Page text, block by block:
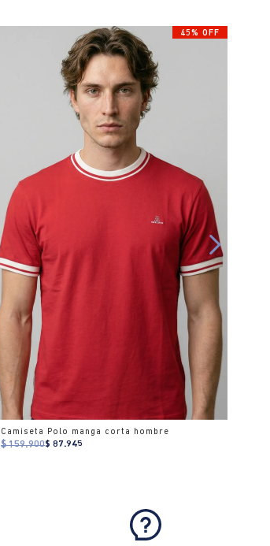
45% OFF
Camiseta Polo manga corta hombre
$ 159.900$ 87.945